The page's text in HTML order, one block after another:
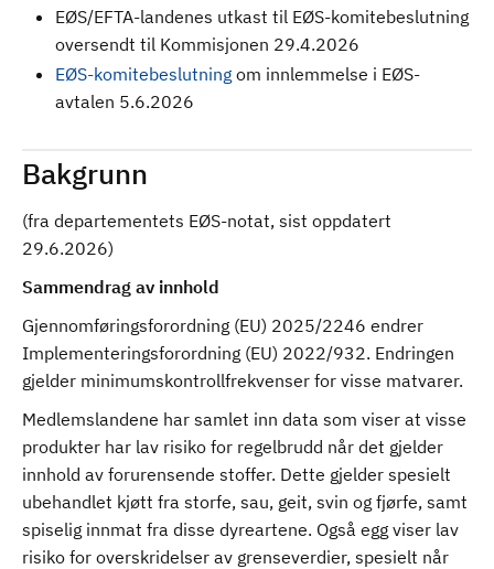
EØS/EFTA-landenes utkast til EØS-komitebeslutning
oversendt til Kommisjonen 29.4.2026
EØS-komitebeslutning om innlemmelse i EØS-
avtalen 5.6.2026
Bakgrunn
(fra departementets EØS-notat, sist oppdatert
29.6.2026)
Sammendrag av innhold
Gjennomføringsforordning (EU) 2025/2246 endrer
Implementeringsforordning (EU) 2022/932. Endringen
gjelder minimumskontrollfrekvenser for visse matvarer.
Medlemslandene har samlet inn data som viser at visse
produkter har lav risiko for regelbrudd når det gjelder
innhold av forurensende stoffer. Dette gjelder spesielt
ubehandlet kjøtt fra storfe, sau, geit, svin og fjørfe, samt
spiselig innmat fra disse dyreartene. Også egg viser lav
risiko for overskridelser av grenseverdier, spesielt når